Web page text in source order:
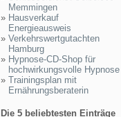
Memmingen
» Hausverkauf
Energieausweis
» Verkehrswertgutachten
Hamburg
» Hypnose-CD-Shop für
hochwirkungsvolle Hypnose
» Trainingsplan mit
Ernährungsberaterin
Die 5 beliebtesten Einträge